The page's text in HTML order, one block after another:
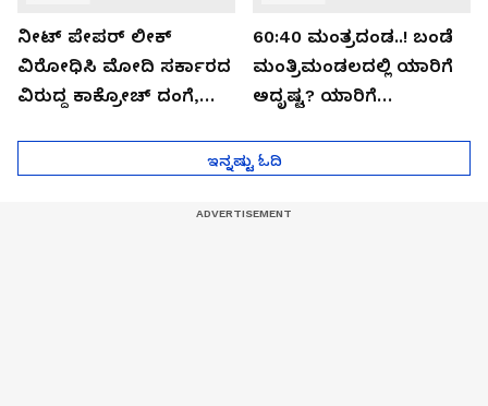
ನೀಟ್ ಪೇಪರ್ ಲೀಕ್
ವಿರೋಧಿಸಿ ಮೋದಿ ಸರ್ಕಾರದ
ವಿರುದ್ದ ಕಾಕ್ರೋಚ್ ದಂಗೆ,
60:40 ಮಂತ್ರದಂಡ..! ಬಂಡೆ
ಮಂತ್ರಿಮಂಡಲದಲ್ಲಿ ಯಾರಿಗೆ
ಅದೃಷ್ಟ? ಯಾರಿಗೆ
ಇನ್ನಷ್ಟು ಓದಿ